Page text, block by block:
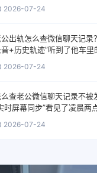
2026-07-24
出轨怎么查微信聊天记录
+历史轨迹”听到了他车里
2026-07-24
么查老公微信聊天记录不被
时屏幕同步”看见了凌晨两
2026-07-24